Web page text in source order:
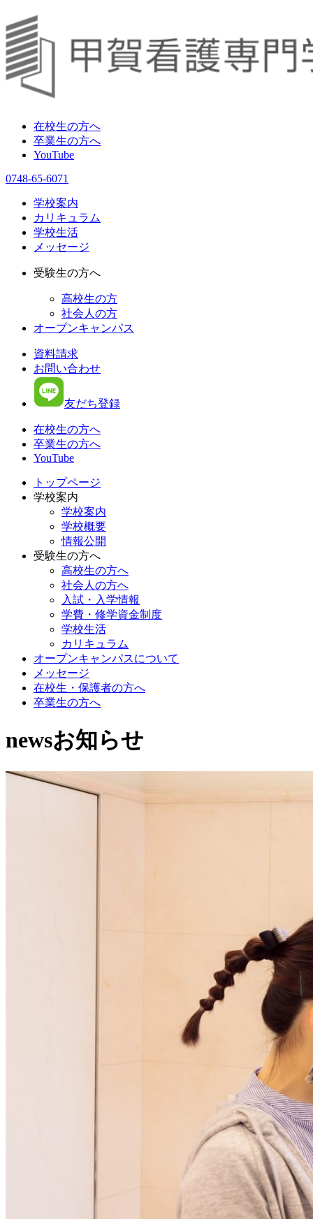
在校生の方へ
卒業生の方へ
YouTube
0748-65-6071
学校案内
カリキュラム
学校生活
メッセージ
受験生の方へ
高校生の方
社会人の方
オープンキャンパス
資料請求
お問い合わせ
友だち登録
在校生の方へ
卒業生の方へ
YouTube
トップページ
学校案内
学校案内
学校概要
情報公開
受験生の方へ
高校生の方へ
社会人の方へ
入試・入学情報
学費・修学資金制度
学校生活
カリキュラム
オープンキャンパスについて
メッセージ
在校生・保護者の方へ
卒業生の方へ
newsお知らせ